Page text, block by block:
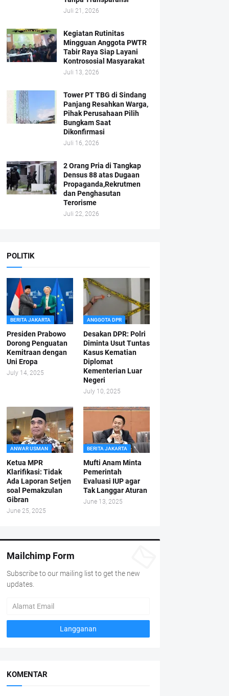
Juli 21, 2026
Kegiatan Rutinitas
Mingguan Anggota PWTR
Tabir Raya Siap Layani
Kontrososial Masyarakat
Juli 13, 2026
Tower PT TBG di Sindang
Panjang Resahkan Warga,
Pihak Perusahaan Pilih
Bungkam Saat
Dikonfirmasi
Juli 16, 2026
2 Orang Pria di Tangkap
Densus 88 atas Dugaan
Propaganda,Rekrutmen
dan Penghasutan
Terorisme
Juli 22, 2026
POLITIK
BERITA JAKARTA
Presiden Prabowo
Dorong Penguatan
Kemitraan dengan
Uni Eropa
July 14, 2025
ANGGOTA DPR
Desakan DPR: Polri
Diminta Usut Tuntas
Kasus Kematian
Diplomat
Kementerian Luar
Negeri
July 10, 2025
ANWAR USMAN
Ketua MPR
Klarifikasi: Tidak
Ada Laporan Setjen
soal Pemakzulan
Gibran
June 25, 2025
BERITA JAKARTA
Mufti Anam Minta
Pemerintah
Evaluasi IUP agar
Tak Langgar Aturan
June 13, 2025
Mailchimp Form
Subscribe to our mailing list to get the new
updates.
KOMENTAR